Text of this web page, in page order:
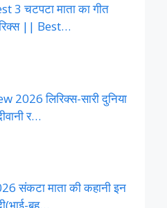
3 चटपटा माता का गीत
|| Best…
2026 लिरिक्स-सारी दुनिया
र…
संकटा माता की कहानी इन